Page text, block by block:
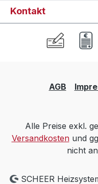
Kontakt
AGB
Alle Preise exkl.
Versandkostenund
nicht
SCHEER